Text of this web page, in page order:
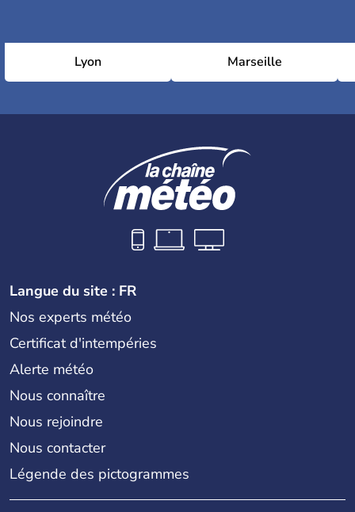
Lyon Marseille
Langue du site : FR
Nos experts météo
Certificat d'intempéries
Alerte météo
Nous connaître
Nous rejoindre
Nous contacter
Légende des pictogrammes